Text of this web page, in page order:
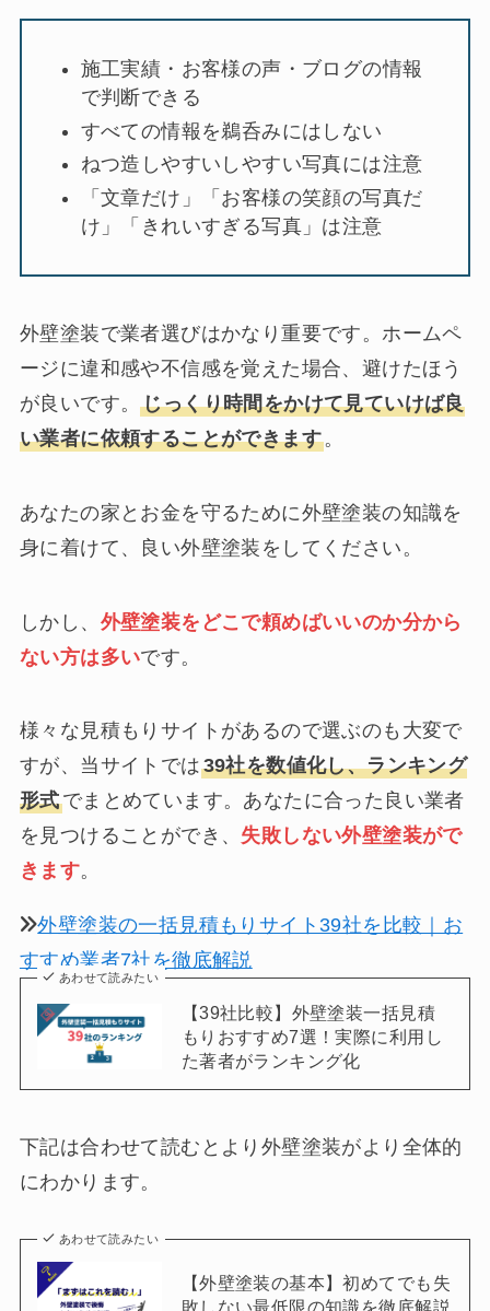
施工実績・お客様の声・ブログの情報
で判断できる
すべての情報を鵜呑みにはしない
ねつ造しやすいしやすい写真には注意
「文章だけ」「お客様の笑顔の写真だ
け」「きれいすぎる写真」は注意
外壁塗装で業者選びはかなり重要です。ホームペ
ージに違和感や不信感を覚えた場合、避けたほう
が良いです。じっくり時間をかけて見ていけば良
い業者に依頼することができます。
あなたの家とお金を守るために外壁塗装の知識を
身に着けて、良い外壁塗装をしてください。
しかし、 外壁塗装をどこで頼めばいいのか分から
ない方は多いです。
様々な見積もりサイトがあるので選ぶのも大変で
すが、当サイトでは39社を数値化し、ランキング
形式でまとめています。あなたに合った良い業者
を見つけることができ、 失敗しない外壁塗装がで
きます。
外壁塗装の一括見積もりサイト39社を比較｜お
すすめ業者7社を徹底解説
あわせて読みたい
【39社比較】外壁塗装一括見積
もりおすすめ7選！実際に利用し
た著者がランキング化
下記は合わせて読むとより外壁塗装がより全体的
にわかります。
あわせて読みたい
【外壁塗装の基本】初めてでも失
敗しない最低限の知識を徹底解説